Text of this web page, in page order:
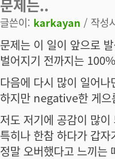
문제는..
글쓴이: karkayan / 작성
문제는 이 일이 앞으로
벌어지기 전까지는
다음에 다시 많이 일어
하지만 negative한 게으
저도 저기에 공감이 많이
특히나 한참 하다가 갑
정말 오버했다고 느끼는